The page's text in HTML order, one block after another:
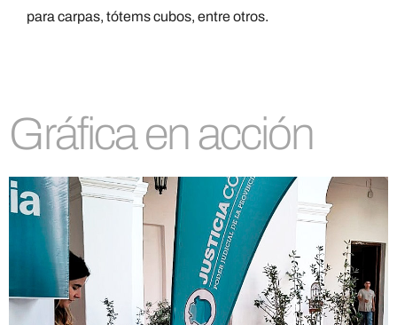
para carpas, tótems cubos, entre otros.
Gráfica en acción